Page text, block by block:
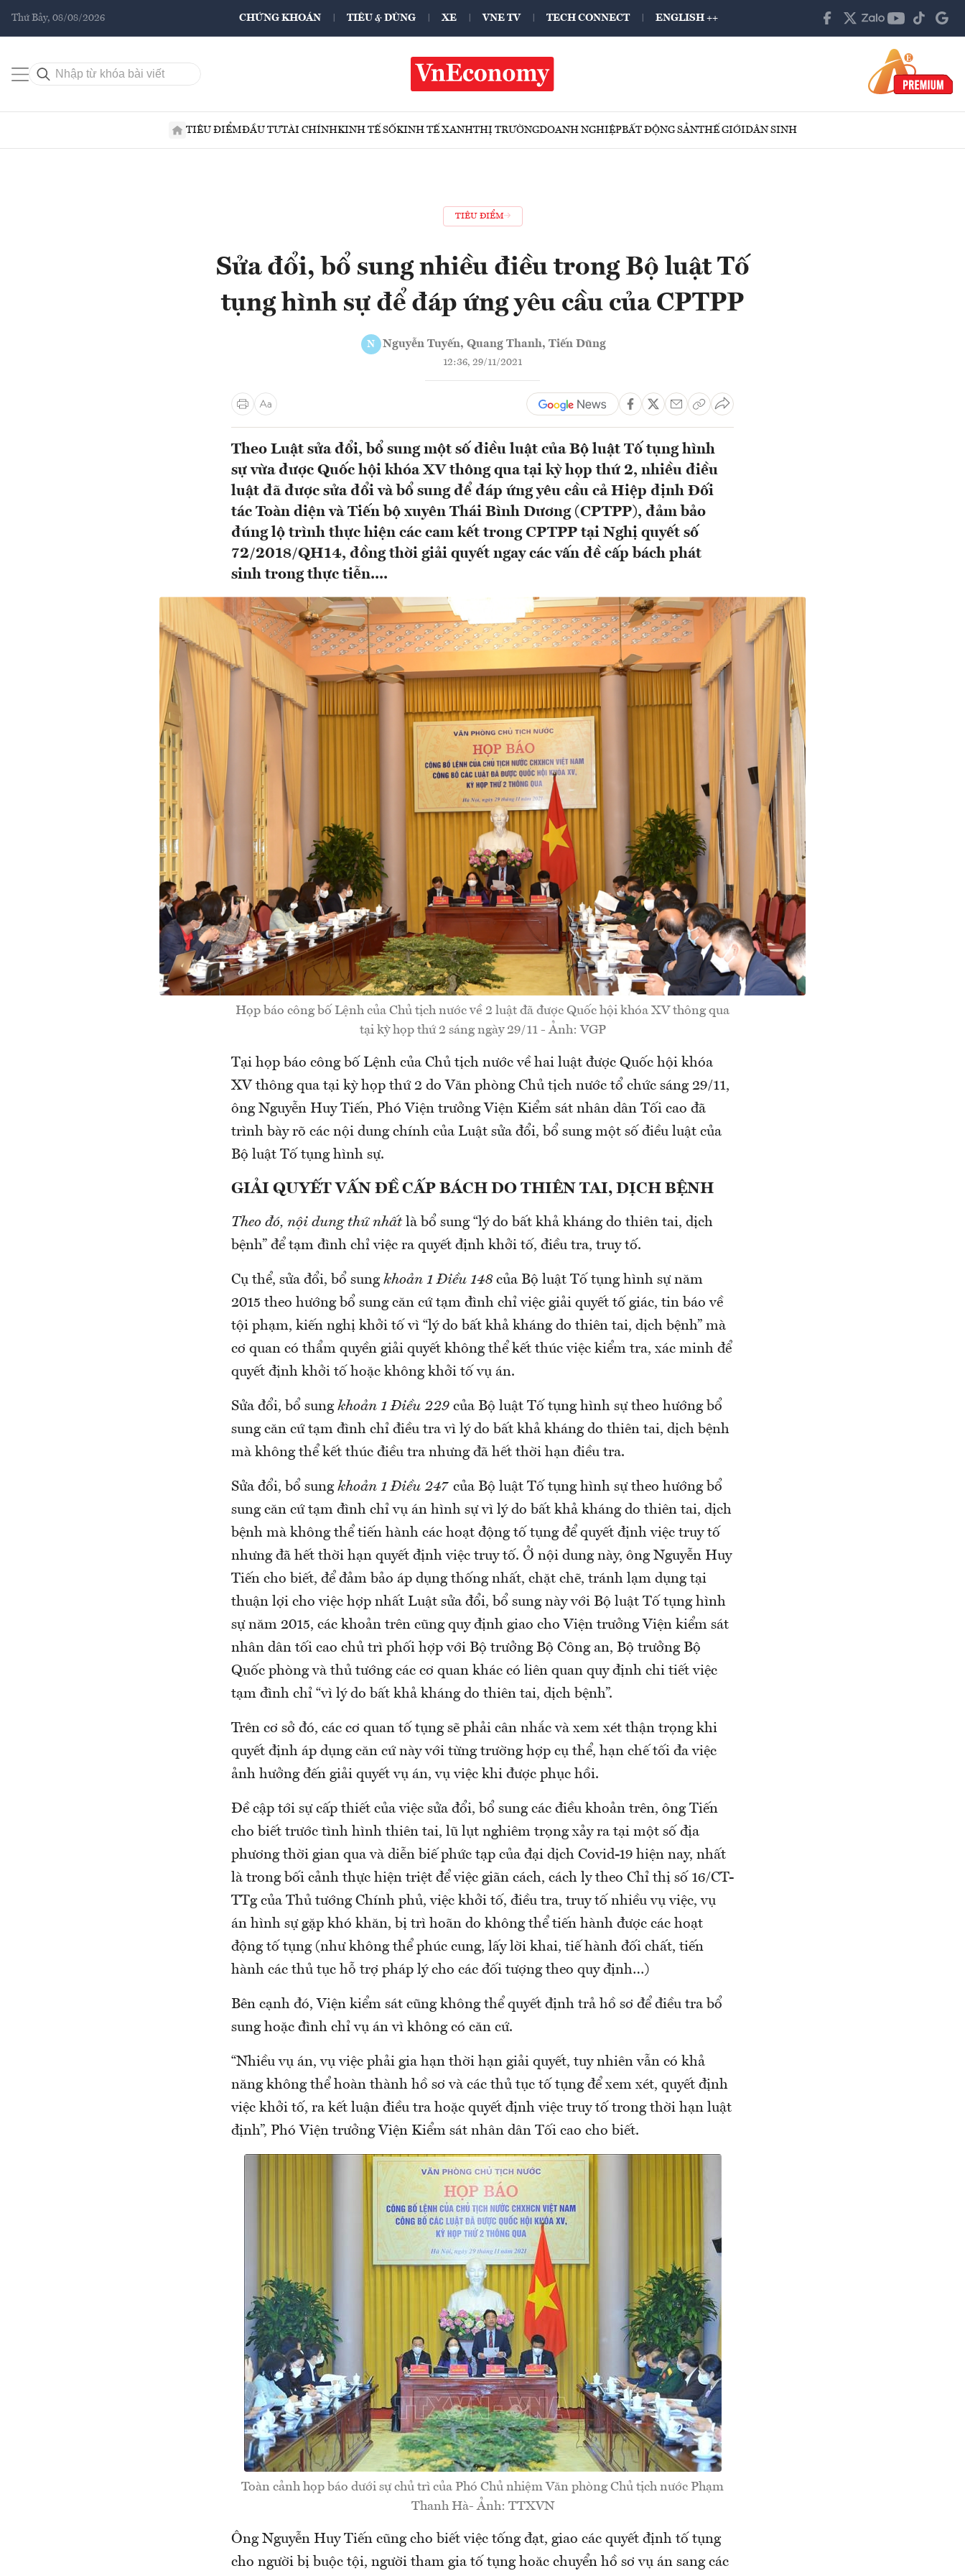
Thứ Bảy, 08/08/2026 CHỨNG KHOÁN TIÊU & DÙNG XE VNE TV TECH CONNECT ENGLISH ++
TIÊU ĐIỂMĐẦU TƯTÀI CHÍNHKINH TẾ SỐKINH TẾ XANHTHỊ TRƯỜNGDOANH NGHIỆPBẤT ĐỘNG SẢNTHẾ GIỚIDÂN SINH
TIÊU ĐIỂM
Sửa đổi, bổ sung nhiều điều trong Bộ luật Tố
tụng hình sự để đáp ứng yêu cầu của CPTPP
N Nguyễn Tuyến, Quang Thanh, Tiến Dũng
12:36, 29/11/2021
Theo Luật sửa đổi, bổ sung một số điều luật của Bộ luật Tố tụng hình
sự vừa được Quốc hội khóa XV thông qua tại kỳ họp thứ 2, nhiều điều
luật đã được sửa đổi và bổ sung để đáp ứng yêu cầu cả Hiệp định Đối
tác Toàn diện và Tiến bộ xuyên Thái Bình Dương (CPTPP), đảm bảo
đúng lộ trình thực hiện các cam kết trong CPTPP tại Nghị quyết số
72/2018/QH14, đồng thời giải quyết ngay các vấn đề cấp bách phát
sinh trong thực tiễn....
Họp báo công bố Lệnh của Chủ tịch nước về 2 luật đã được Quốc hội khóa XV thông qua
tại kỳ họp thứ 2 sáng ngày 29/11 - Ảnh: VGP
Tại họp báo công bố Lệnh của Chủ tịch nước về hai luật được Quốc hội khóa
XV thông qua tại kỳ họp thứ 2 do Văn phòng Chủ tịch nước tổ chức sáng 29/11,
ông Nguyễn Huy Tiến, Phó Viện trưởng Viện Kiểm sát nhân dân Tối cao đã
trình bày rõ các nội dung chính của Luật sửa đổi, bổ sung một số điều luật của
Bộ luật Tố tụng hình sự.
GIẢI QUYẾT VẤN ĐỀ CẤP BÁCH DO THIÊN TAI, DỊCH BỆNH
Theo đó, nội dung thứ nhấtlà bổ sung “lý do bất khả kháng do thiên tai, dịch
bệnh” để tạm đình chỉ việc ra quyết định khởi tố, điều tra, truy tố.
Cụ thể, sửa đổi, bổ sung khoản 1 Điều 148 của Bộ luật Tố tụng hình sự năm
2015 theo hướng bổ sung căn cứ tạm đình chỉ việc giải quyết tố giác, tin báo về
tội phạm, kiến nghị khởi tố vì “lý do bất khả kháng do thiên tai, dịch bệnh” mà
cơ quan có thẩm quyền giải quyết không thể kết thúc việc kiểm tra, xác minh để
quyết định khởi tố hoặc không khởi tố vụ án.
Sửa đổi, bổ sung khoản 1 Điều 229 của Bộ luật Tố tụng hình sự theo hướng bổ
sung căn cứ tạm đình chỉ điều tra vì lý do bất khả kháng do thiên tai, dịch bệnh
mà không thể kết thúc điều tra nhưng đã hết thời hạn điều tra.
Sửa đổi, bổ sung khoản 1 Điều 247 của Bộ luật Tố tụng hình sự theo hướng bổ
sung căn cứ tạm đình chỉ vụ án hình sự vì lý do bất khả kháng do thiên tai, dịch
bệnh mà không thể tiến hành các hoạt động tố tụng để quyết định việc truy tố
nhưng đã hết thời hạn quyết định việc truy tố. Ở nội dung này, ông Nguyễn Huy
Tiến cho biết, để đảm bảo áp dụng thống nhất, chặt chẽ, tránh lạm dụng tại
thuận lợi cho việc hợp nhất Luật sửa đổi, bổ sung này với Bộ luật Tố tụng hình
sự năm 2015, các khoản trên cũng quy định giao cho Viện trưởng Viện kiểm sát
nhân dân tối cao chủ trì phối hợp với Bộ trưởng Bộ Công an, Bộ trưởng Bộ
Quốc phòng và thủ tướng các cơ quan khác có liên quan quy định chi tiết việc
tạm đình chỉ “vì lý do bất khả kháng do thiên tai, dịch bệnh”.
Trên cơ sở đó, các cơ quan tố tụng sẽ phải cân nhắc và xem xét thận trọng khi
quyết định áp dụng căn cứ này với từng trường hợp cụ thể, hạn chế tối đa việc
ảnh hưởng đến giải quyết vụ án, vụ việc khi được phục hồi.
Đề cập tới sự cấp thiết của việc sửa đổi, bổ sung các điều khoản trên, ông Tiến
cho biết trước tình hình thiên tai, lũ lụt nghiêm trọng xảy ra tại một số địa
phương thời gian qua và diễn biế phức tạp của đại dịch Covid-19 hiện nay, nhất
là trong bối cảnh thực hiện triệt để việc giãn cách, cách ly theo Chỉ thị số 16/CT-
TTg của Thủ tướng Chính phủ, việc khởi tố, điều tra, truy tố nhiều vụ việc, vụ
án hình sự gặp khó khăn, bị trì hoãn do không thể tiến hành được các hoạt
động tố tụng (như không thể phúc cung, lấy lời khai, tiế hành đối chất, tiến
hành các thủ tục hỗ trợ pháp lý cho các đối tượng theo quy định…)
Bên cạnh đó, Viện kiểm sát cũng không thể quyết định trả hồ sơ để điều tra bổ
sung hoặc đình chỉ vụ án vì không có căn cứ.
“Nhiều vụ án, vụ việc phải gia hạn thời hạn giải quyết, tuy nhiên vẫn có khả
năng không thể hoàn thành hồ sơ và các thủ tục tố tụng để xem xét, quyết định
việc khởi tố, ra kết luận điều tra hoặc quyết định việc truy tố trong thời hạn luật
định”, Phó Viện trưởng Viện Kiểm sát nhân dân Tối cao cho biết.
Toàn cảnh họp báo dưới sự chủ trì của Phó Chủ nhiệm Văn phòng Chủ tịch nước Phạm
Thanh Hà- Ảnh: TTXVN
Ông Nguyễn Huy Tiến cũng cho biết việc tống đạt, giao các quyết định tố tụng
cho người bị buộc tội, người tham gia tố tụng hoăc chuyển hồ sơ vụ án sang các